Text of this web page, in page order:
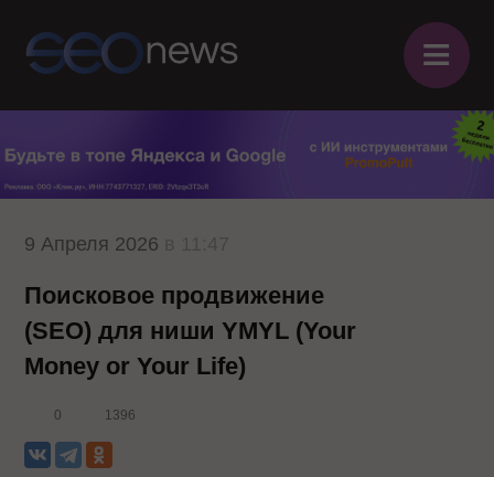
≡
9 Апреля 2026
Поисковое продвижение
(SEO) для ниши YMYL (Your
Money or Your Life)
0 1396